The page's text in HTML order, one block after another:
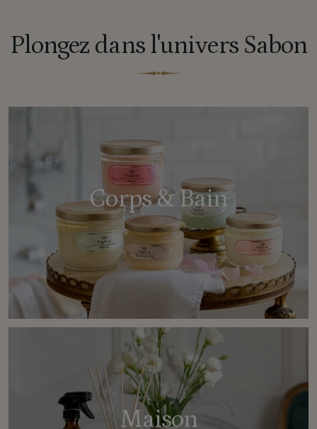
Plongez dans l'univers Sabon
Corps & Bain
Maison